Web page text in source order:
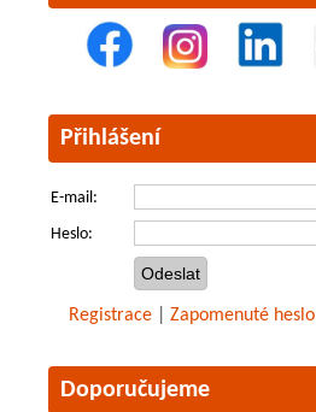
Přihlášení
E-mail:
Heslo:
Registrace Zapomenuté heslo
Doporučujeme